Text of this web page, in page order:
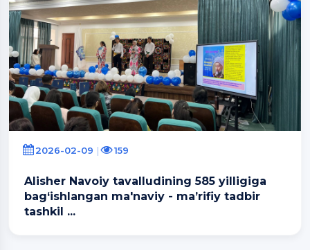
2026-02-09 159
Alisher Navoiy tavalludining 585 yilligiga
bag‘ishlangan ma'naviy - ma’rifiy tadbir
tashkil ...